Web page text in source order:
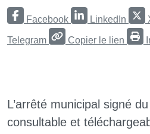
Facebook LinkedIn
Telegram Copier le lien
L’arrêté municipal signé
consultable et